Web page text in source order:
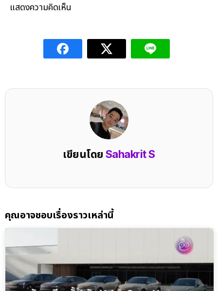
แสดงความคิดเห็น
เขียนโดยSahakrit S
คุณอาจชอบเรื่องราวเหล่านี้